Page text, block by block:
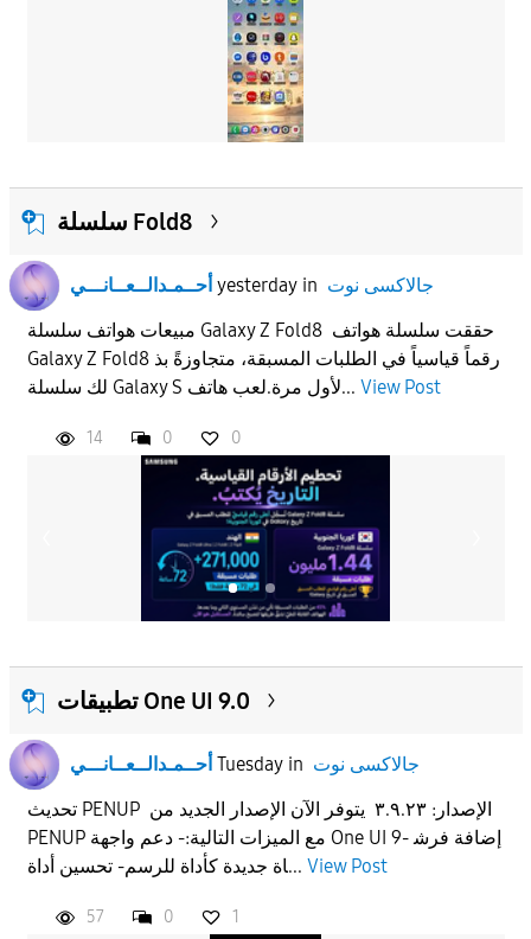
سلسلة Fold8
أحــمـدالــعــانـــي yesterdayin جالاكسى نوت
مبيعات هواتف سلسلة Galaxy Z Fold8 حققت سلسلة هواتف
Galaxy Z Fold8 رقماً قياسياً في الطلبات المسبقة، متجاوزةً بذ
لك سلسلة Galaxy S لأول مرة.لعب هاتف... View Post
14 0 0
تطبيقات One UI 9.0
أحــمـدالــعــانـــي Tuesdayin جالاكسى نوت
تحديث PENUP الإصدار: ٣.٩.٢٣ يتوفر الآن الإصدار الجديد من
PENUP مع الميزات التالية:- دعم واجهة One UI 9- إضافة فرش
اة جديدة كأداة للرسم- تحسين أداة... View Post
57 0 1